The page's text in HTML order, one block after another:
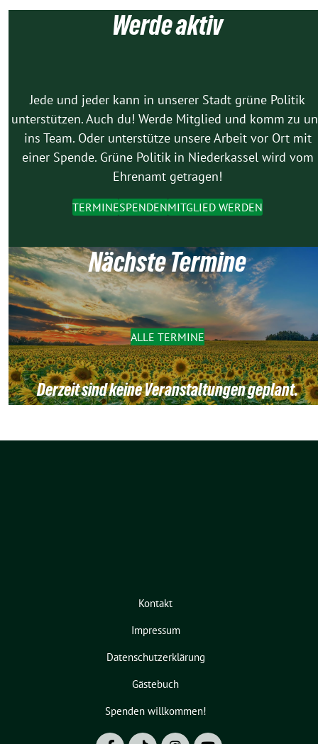
Werde aktiv
Jede und jeder kann in unserer Stadt grüne Politik
unterstützen. Auch du! Werde Mitglied und komm zu
ins Team. Oder unterstütze unsere Arbeit vor Ort mit
einer Spende. Grüne Politik in Niederkassel wird vom
Ehrenamt getragen!
TERMINESPENDENMITGLIED WERDEN
Nächste Termine
ALLE TERMINE
Derzeit sind keine Veranstaltungen geplant.
Kontakt
Impressum
Datenschutzerklärung
Gästebuch
Spenden willkommen!